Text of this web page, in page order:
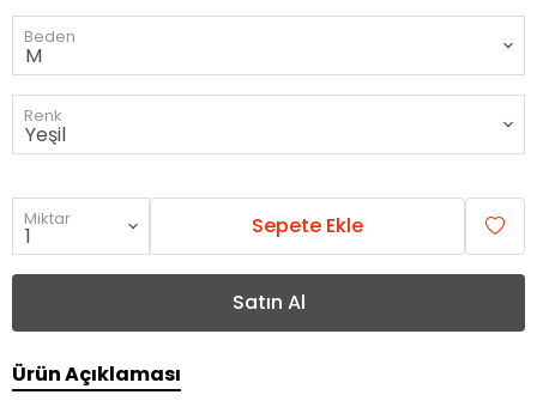
Beden
Renk
Miktar Sepete Ekle
Satın Al
Ürün Açıklaması